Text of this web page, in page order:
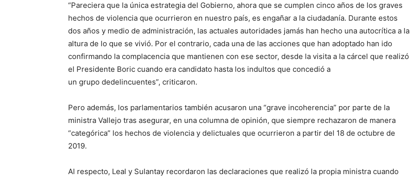
“Pareciera que la única estrategia del Gobierno, ahora que se cumplen cinco años de los graves
hechos de violencia que ocurrieron en nuestro país, es engañar a la ciudadanía. Durante estos
dos años y medio de administración, las actuales autoridades jamás han hecho una autocrítica a la
altura de lo que se vivió. Por el contrario, cada una de las acciones que han adoptado han ido
confirmando la complacencia que mantienen con ese sector, desde la visita a la cárcel que realizó
el Presidente Boric cuando era candidato hasta los indultos que concedió a
un grupo dedelincuentes”, criticaron.
Pero además, los parlamentarios también acusaron una “grave incoherencia” por parte de la
ministra Vallejo tras asegurar, en una columna de opinión, que siempre rechazaron de manera
“categórica” los hechos de violencia y delictuales que ocurrieron a partir del 18 de octubre de
2019.
Al respecto, Leal y Sulantay recordaron las declaraciones que realizó la propia ministra cuando